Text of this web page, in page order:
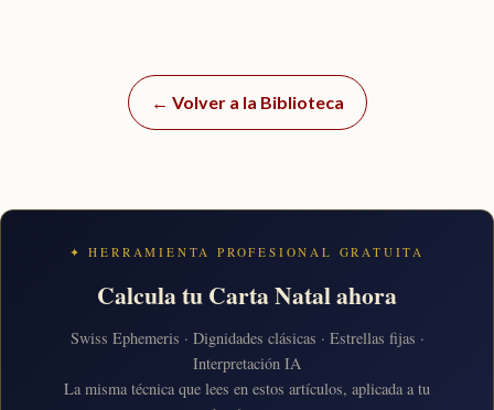
← Volver a la Biblioteca
✦ HERRAMIENTA PROFESIONAL GRATUITA
Calcula tu Carta Natal ahora
Swiss Ephemeris · Dignidades clásicas · Estrellas fijas ·
Interpretación IA
La misma técnica que lees en estos artículos, aplicada a tu